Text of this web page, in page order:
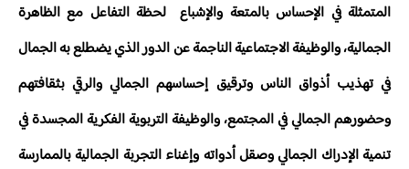
المتمثلة في الإحساس بالمتعة والإشباع لحظة التفاعل مع الظاهرة
الجمالية، والوظيفة الاجتماعية الناجمة عن الدور الذي يضطلع به الجمال
في تهذيب أذواق الناس وترقيق إحساسهم الجمالي والرقي بثقافتهم
وحضورهم الجمالي في المجتمع، والوظيفة التربوية الفكرية المجسدة في
تنمية الإدراك الجمالي وصقل أدواته وإغناء التجربة الجمالية بالممارسة